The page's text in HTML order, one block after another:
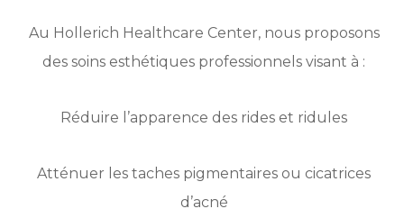
Au Hollerich Healthcare Center, nous proposons
des soins esthétiques professionnels visant à :
Réduire l’apparence des rides et ridules
Atténuer les taches pigmentaires ou cicatrices
d’acné